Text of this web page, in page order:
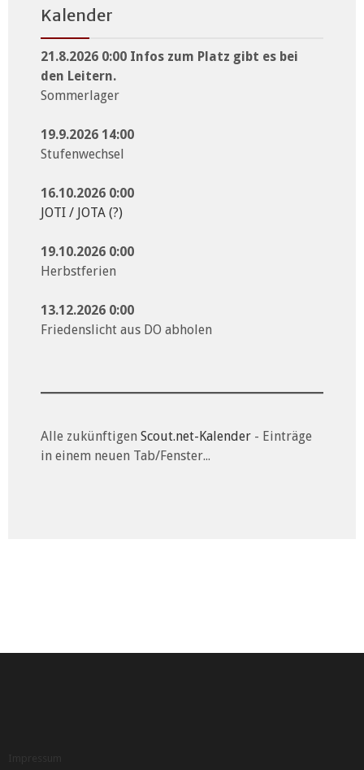
Kalender
21.8.2026 0:00 Infos zum Platz gibt es bei
den Leitern.
Sommerlager
19.9.2026 14:00
Stufenwechsel
16.10.2026 0:00
JOTI / JOTA (?)
19.10.2026 0:00
Herbstferien
13.12.2026 0:00
Friedenslicht aus DO abholen
Alle zukünftigen Scout.net-Kalender - Einträge
in einem neuen Tab/Fenster...